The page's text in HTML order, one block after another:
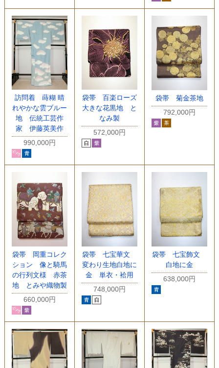
訪問着 蒔糊 晴
れやかな雲ブルー
地 伝統工芸作
家 伊藤英美作
990,000円
袋帯 百楽ローズ
大きな花黒地 と
なみ製
572,000円
袋帯 菊金茶地
792,000円
袋帯 岡重コレク
ション 像と騎馬
の行列文様 赤茶
地 とみや織物製
660,000円
袋帯 七宝華文
変わり生地白地に
金 単衣・袷用
748,000円
袋帯 七宝飾文
白地に金
638,000円